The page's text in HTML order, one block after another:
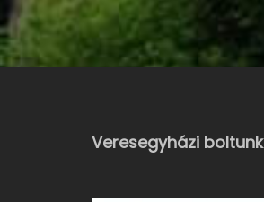
Veresegyházi boltunk